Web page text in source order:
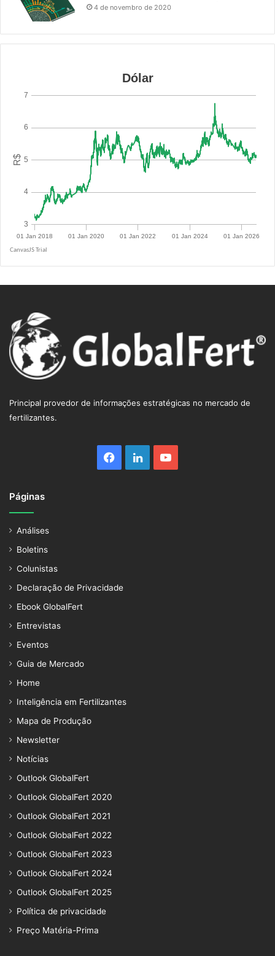
4 de novembro de 2020
Principal provedor de informações estratégicas no mercado de
fertilizantes.
Facebook
LinkedinYouTube
Páginas
Análises
Boletins
Colunistas
Declaração de Privacidade
Ebook GlobalFert
Entrevistas
Eventos
Guia de Mercado
Home
Inteligência em Fertilizantes
Mapa de Produção
Newsletter
Notícias
Outlook GlobalFert
Outlook GlobalFert 2020
Outlook GlobalFert 2021
Outlook GlobalFert 2022
Outlook GlobalFert 2023
Outlook GlobalFert 2024
Outlook GlobalFert 2025
Política de privacidade
Preço Matéria-Prima